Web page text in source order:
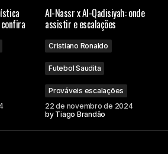
são marcados com*
Al-Nassr x Al-Qadisiyah: onde
assistir e escalações
Cristiano Ronaldo
Futebol Saudita
Prováveis escalações
22 de novembro de 2024
by Tiago Brandão